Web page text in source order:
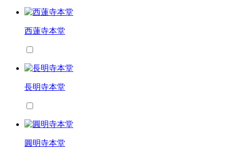
西蓮寺本堂
長明寺本堂
圓明寺本堂